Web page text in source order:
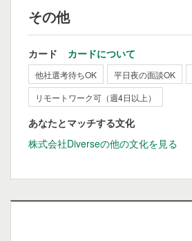
その他
カード カードについて
他社選考待ちOK 平日夜の面談OK
リモートワーク可（週4日以上）
あなたとマッチする文化
株式会社Diverseの他の文化を見る